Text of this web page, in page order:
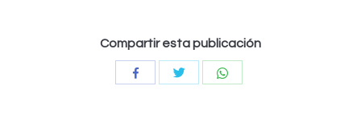
Compartir esta publicación
CompartirCompartir